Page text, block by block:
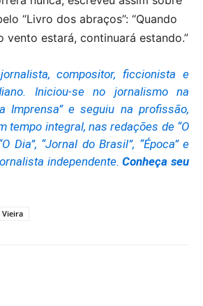
“Livro dos abraços”: “Quando
vento estará, continuará estando.”
compositor, ficcionista e
Iniciou-se no jornalismo na
Imprensa” e seguiu na profissão,
tempo integral, nas redações de “O
Dia”, “Jornal do Brasil”, “Época” e
independente.Conheça seu
Vieira